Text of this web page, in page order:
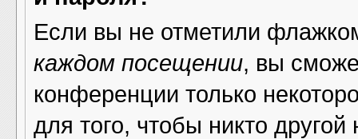
Если вы не отметили
каждом посещении, вы
конференции только
для того, чтобы никто